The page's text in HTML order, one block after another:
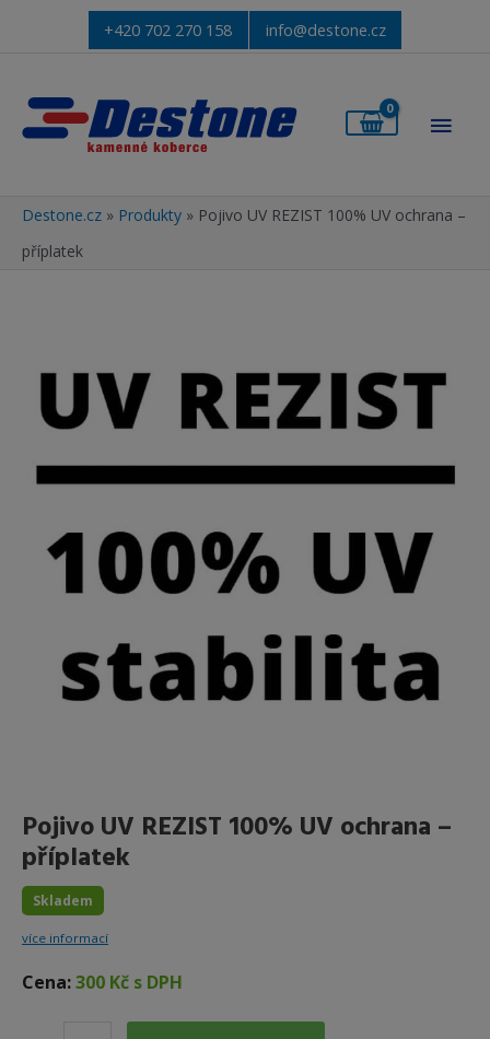
+420 702 270 158 info@destone.cz
Destone.cz » Produkty » Pojivo UV REZIST 100% UV ochrana –
příplatek
Pojivo UV REZIST 100% UV ochrana –
příplatek
Skladem
více informací
Cena:300 Kč s DPH